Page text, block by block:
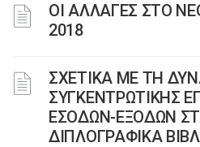
ΟΙ ΑΛΛΑΓΕΣ ΣΤΟ
2018
ΣΧΕΤΙΚΑ ΜΕ ΤΗ
ΣΥΓΚΕΝΤΡΩΤΙΚΗΣ
ΕΣΟΔΩΝ-ΕΞΟΔΩΝ
ΔΙΠΛΟΓΡΑΦΙΚΑ